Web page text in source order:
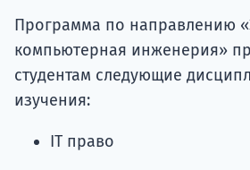
Программа по направлению
компьютерная инженерия»
студентам следующие
изучения:
IT право